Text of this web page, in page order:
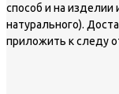
способ и на изделии
натурального).
приложить к следу